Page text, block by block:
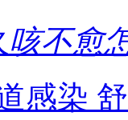
咳不愈
感染